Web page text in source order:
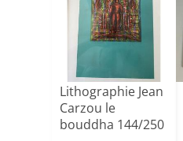
Lithographie Jean
Carzou le
bouddha 144/250